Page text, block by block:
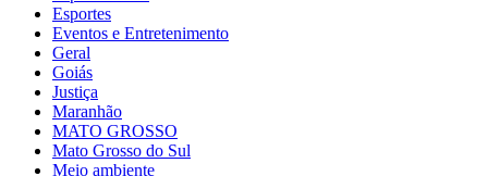
Esportes
Eventos e Entretenimento
Geral
Goiás
Justiça
Maranhão
MATO GROSSO
Mato Grosso do Sul
Meio ambiente